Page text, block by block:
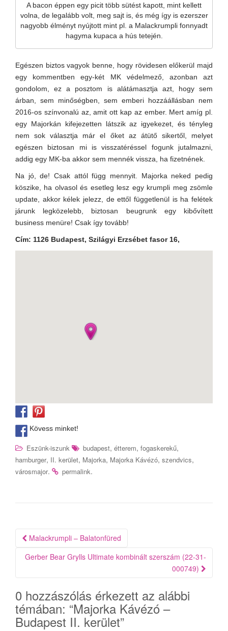
A bacon éppen egy picit több sütést kapott, mint kellett
volna, de legalább volt, meg sajt is, és még így is ezerszer
nagyobb élményt nyújtott mint pl. a Malackrumpli fonnyadt
hagyma kupaca a hús tetején.
Egészen biztos vagyok benne, hogy rövidesen előkerül majd
egy kommentben egy-két MK védelmező, azonban azt
gondolom, ez a posztom is alátámasztja azt, hogy sem
árban, sem minőségben, sem emberi hozzáállásban nem
2016-os színvonalú az, amit ott kap az ember. Mert amíg pl.
egy Majorkán kifejezetten látszik az igyekezet, és tényleg
nem sok választja már el őket az átütő sikertől, melyet
egészen biztosan mi is visszatéréssel fogunk jutalmazni,
addig egy MK-ba akkor sem mennék vissza, ha fizetnének.
Na jó, de! Csak attól függ mennyit. Majorka neked pedig
köszike, ha olvasol és esetleg lesz egy krumpli meg zsömle
update, akkor kélek jelezz, de ettől függetlenül is ha felétek
járunk legközelebb, biztosan beugrunk egy kibővített
business menüre! Csak így tovább!
Cím: 1126 Budapest, Szilágyi Erzsébet fasor 16,
Kövess minket!
Eszünk-iszunk budapest, étterem, fogaskerekű,
hamburger, II. kerület, Majorka, Majorka Kávézó, szendvics,
városmajor. permalink.
Bejegyzés
navigáció
Malackrumpli – Balatonfüred
Gerber Bear Grylls Ultimate kombinált szerszám (22-31-
000749)
0 hozzászólás érkezett az alábbi
témában: “Majorka Kávézó –
Budapest II. kerület”